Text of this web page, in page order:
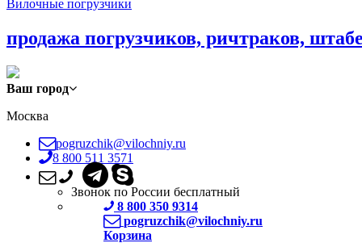
Вилочные погрузчики
продажа погрузчиков, ричтраков,
Ваш город
Москва
pogruzchik@vilochniy.ru
8 800 511 3571
Звонок по России бесплатный
8 800 350 9314
pogruzchik@vilochniy.ru
Корзина